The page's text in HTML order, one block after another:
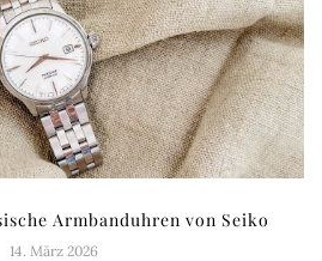
Armbanduhren von Seiko
14. März 2026